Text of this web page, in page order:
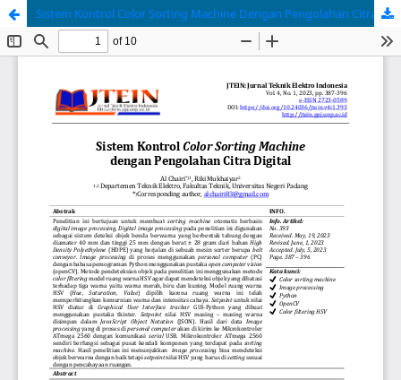
Sistem Kontrol Color Sorting Machine Dengan Pengolahan Citra Digital